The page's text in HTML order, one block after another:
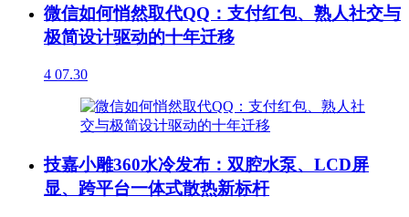
微信如何悄然取代QQ：支付红包、熟人社交与
极简设计驱动的十年迁移
4 07.30
技嘉小雕360水冷发布：双腔水泵、LCD屏
显、跨平台一体式散热新标杆